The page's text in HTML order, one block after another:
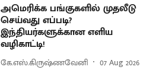
அமெரிக்க பங்குகளில் முதலீடு
செய்வது எப்படி?
இந்தியர்களுக்கான எளிய
வழிகாட்டி!
கே.எஸ்.கிருஷ்ணவேனி 07 Aug 2026